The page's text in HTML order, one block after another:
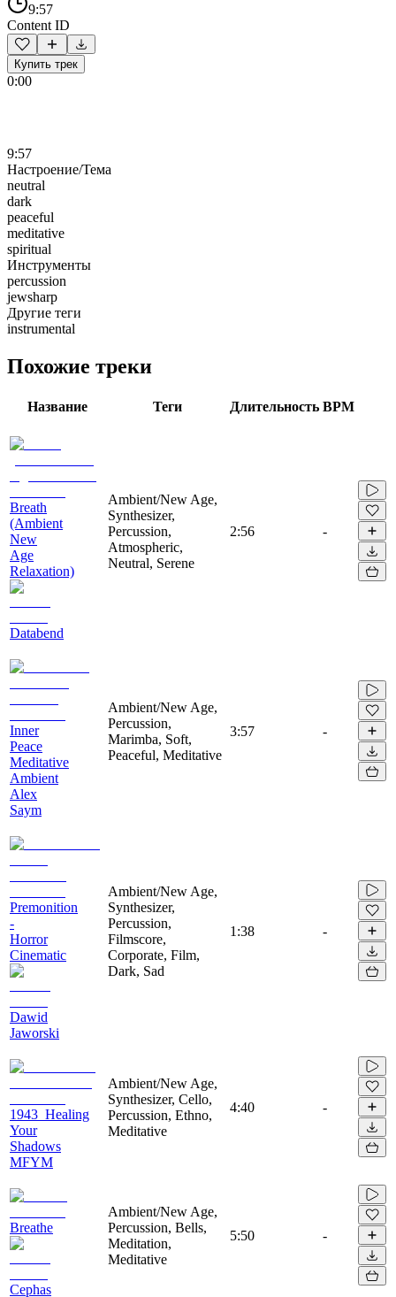
9:57
Content ID
Купить трек
0:00
9:57
Настроение/Тема
neutral
dark
peaceful
meditative
spiritual
Инструменты
percussion
jewsharp
Другие теги
instrumental
Похожие треки
Название Теги Длительность BPM
Breath
(Ambient
New
Age
Relaxation)
Databend
Ambient/New Age,
Synthesizer,
Percussion,
Atmospheric,
Neutral, Serene
2:56 -
Inner
Peace
Meditative
Ambient
Alex
Saym
Ambient/New Age,
Percussion,
Marimba, Soft,
Peaceful, Meditative
3:57 -
Premonition
-
Horror
Cinematic
Dawid
Jaworski
Ambient/New Age,
Synthesizer,
Percussion,
Filmscore,
Corporate, Film,
Dark, Sad
1:38 -
1943_Healing
Your
Shadows
MFYM
Ambient/New Age,
Synthesizer, Cello,
Percussion, Ethno,
Meditative
4:40 -
Breathe
Cephas
Ambient/New Age,
Percussion, Bells,
Meditation,
Meditative
5:50 -